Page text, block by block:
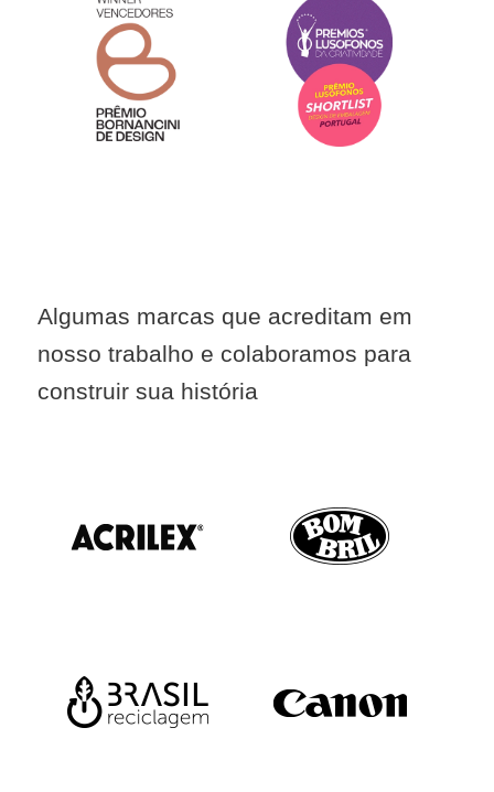
Algumas marcas que acreditam em
nosso trabalho e colaboramos para
construir sua história